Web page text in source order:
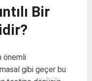
Bir
önemli
gibi geçer bu